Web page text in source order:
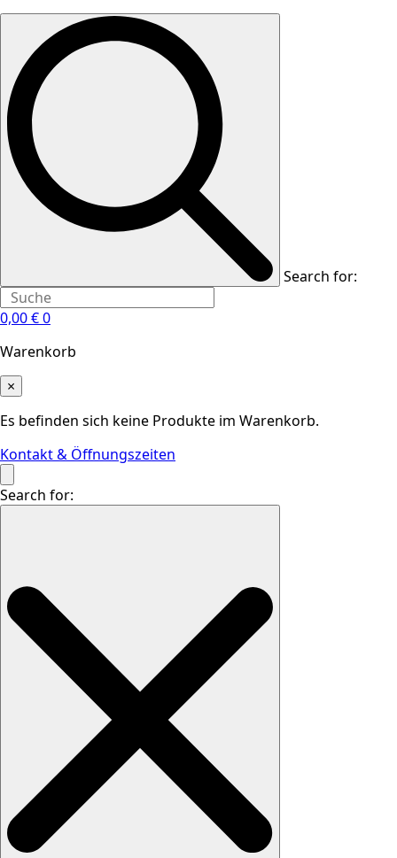
Search for:
0,00€0
Warenkorb
×
Es befinden sich keine Produkte im Warenkorb.
Kontakt & Öffnungszeiten
Search for: